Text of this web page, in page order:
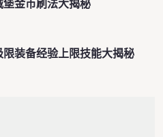
金币刷法大揭秘
装备经验上限技能大揭秘